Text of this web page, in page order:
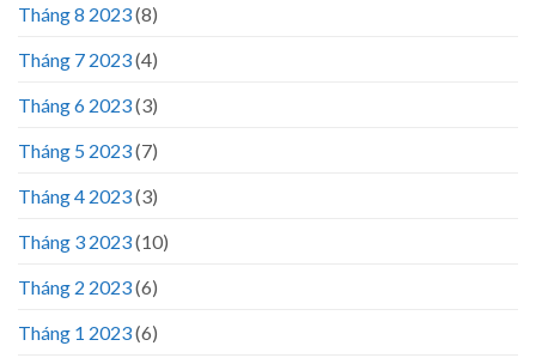
Tháng 8 2023(8)
Tháng 7 2023(4)
Tháng 6 2023(3)
Tháng 5 2023(7)
Tháng 4 2023(3)
Tháng 3 2023(10)
Tháng 2 2023(6)
Tháng 1 2023(6)